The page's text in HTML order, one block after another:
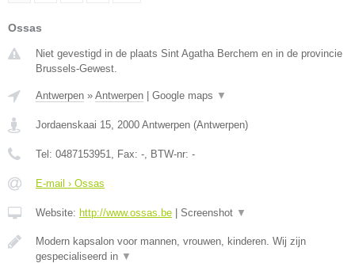
Ossas
Niet gevestigd in de plaats Sint Agatha Berchem en in de provincie
Brussels-Gewest.
Antwerpen » Antwerpen Google maps ▼
Jordaenskaai 15, 2000 Antwerpen (Antwerpen)
Tel: 0487153951, Fax: -, BTW-nr: -
E-mail › Ossas
Website: http://www.ossas.be Screenshot ▼
Modern kapsalon voor mannen, vrouwen, kinderen. Wij zijn
gespecialiseerd in ▼